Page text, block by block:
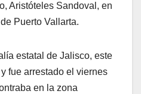
Aristóteles Sandoval, en
Puerto Vallarta.
estatal de Jalisco, este
fue arrestado el viernes
en la zona